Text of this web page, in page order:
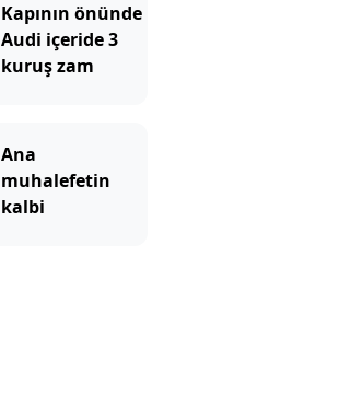
Kapının önünde
Audi içeride 3
kuruş zam
Ana
muhalefetin
kalbi